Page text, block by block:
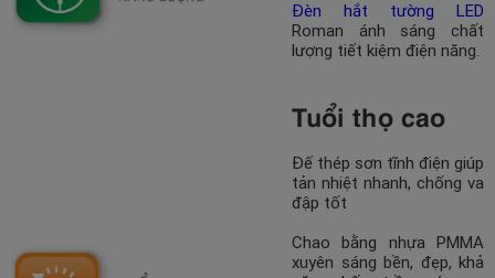
Đèn hắt tường LED
Roman ánh sáng chất
lượng tiết kiệm điện năng.
Tuổi thọ cao
Đế thép sơn tĩnh điện giúp
tản nhiệt nhanh, chống va
đập tốt
Chao bằng nhựa PMMA
xuyên sáng bền, đẹp, khả